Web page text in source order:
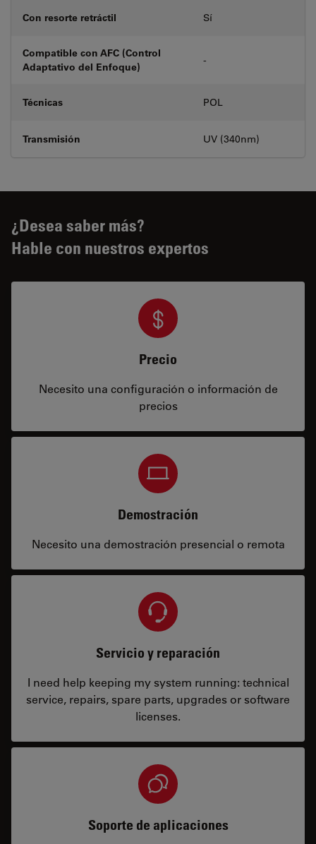
Con resorte retráctil Sí
Compatible con AFC (Control
Adaptativo del Enfoque)
-
Técnicas POL
Transmisión UV (340nm)
¿Desea saber más?
Hable con nuestros expertos
Precio
Necesito una configuración o información de
precios
Demostración
Necesito una demostración presencial o remota
Servicio y reparación
I need help keeping my system running: technical
service, repairs, spare parts, upgrades or software
licenses.
Soporte de aplicaciones